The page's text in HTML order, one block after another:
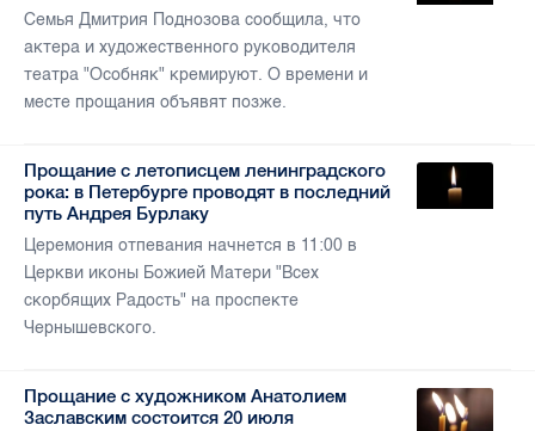
Семья Дмитрия Поднозова сообщила, что
актера и художественного руководителя
театра "Особняк" кремируют. О времени и
месте прощания объявят позже.
Прощание с летописцем ленинградского
рока: в Петербурге проводят в последний
путь Андрея Бурлаку
Церемония отпевания начнется в 11:00 в
Церкви иконы Божией Матери "Всех
скорбящих Радость" на проспекте
Чернышевского.
Прощание с художником Анатолием
Заславским состоится 20 июля